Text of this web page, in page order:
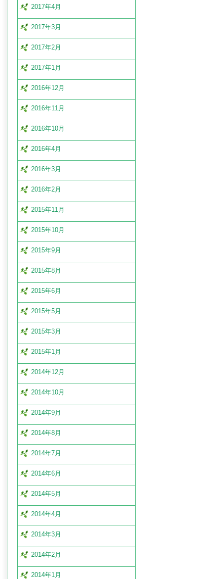
2017年4月
2017年3月
2017年2月
2017年1月
2016年12月
2016年11月
2016年10月
2016年4月
2016年3月
2016年2月
2015年11月
2015年10月
2015年9月
2015年8月
2015年6月
2015年5月
2015年3月
2015年1月
2014年12月
2014年10月
2014年9月
2014年8月
2014年7月
2014年6月
2014年5月
2014年4月
2014年3月
2014年2月
2014年1月